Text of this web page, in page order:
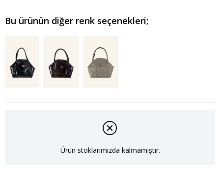
Bu ürünün diğer renk seçenekleri;
Ürün stoklarımızda kalmamıştır.